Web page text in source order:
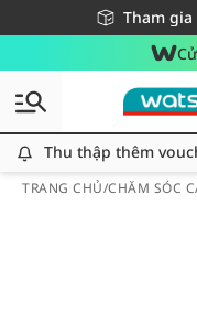
Tham gia
Miễn phí
Giao hàng nhanh
Thu thập thêm
TRANG CHỦ/CHĂM SÓC